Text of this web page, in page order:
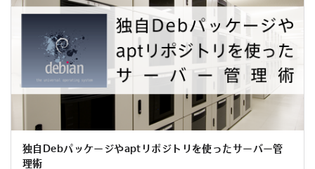
独自Debパッケージやaptリポジトリを使ったサーバー管
理術